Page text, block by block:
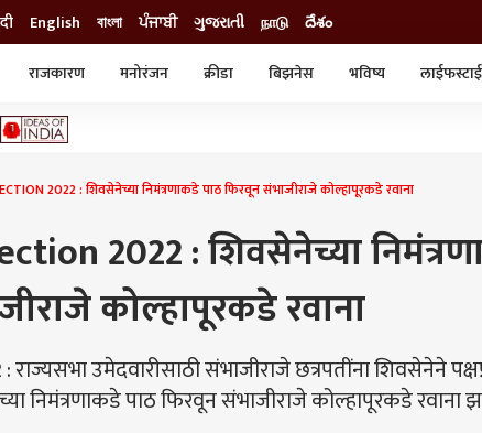
English বাংলা ਪੰਜਾਬੀ ગુજરાતી நாடு దేశం
राजकारण मनोरंजन क्रीडा बिझनेस भविष्य
2022 : शिवसेनेच्या निमंत्रणाकडे पाठ फिरवून संभाजीराजे कोल्हापूरकडे रवाना
2022 : शिवसेनेच्या
कोल्हापूरकडे रवाना
उमेदवारीसाठी संभाजीराजे छत्रपतींना शिवसेनेने
निमंत्रणाकडे पाठ फिरवून संभाजीराजे कोल्हापूरकडे